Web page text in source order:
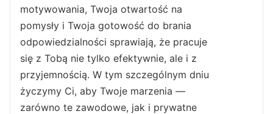
motywowania, Twoja otwartość na
pomysły i Twoja gotowość do brania
odpowiedzialności sprawiają, że pracuje
się z Tobą nie tylko efektywnie, ale i z
przyjemnością. W tym szczególnym dniu
życzymy Ci, aby Twoje marzenia —
zarówno te zawodowe, jak i prywatne